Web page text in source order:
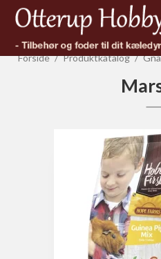
Forside / Produktkatalog /